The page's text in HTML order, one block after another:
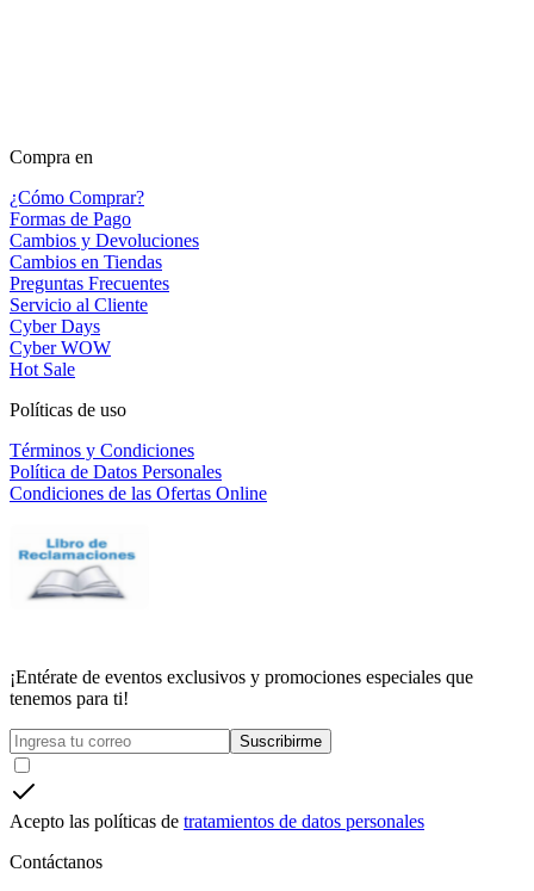
Compra en
¿Cómo Comprar?
Formas de Pago
Cambios y Devoluciones
Cambios en Tiendas
Preguntas Frecuentes
Servicio al Cliente
Cyber Days
Cyber WOW
Hot Sale
Políticas de uso
Términos y Condiciones
Política de Datos Personales
Condiciones de las Ofertas Online
¡Entérate de eventos exclusivos y promociones especiales que
tenemos para ti!
Suscribirme
Acepto las políticas de tratamientos de datos personales
Contáctanos